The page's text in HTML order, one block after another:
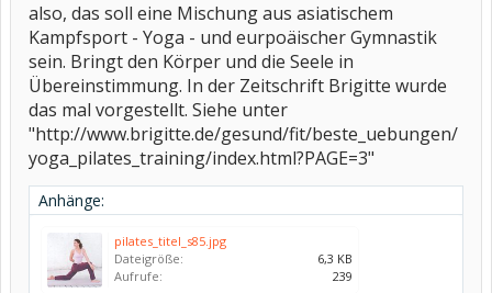
also, das soll eine Mischung aus asiatischem
Kampfsport - Yoga - und eurpoäischer Gymnastik
sein. Bringt den Körper und die Seele in
Übereinstimmung. In der Zeitschrift Brigitte wurde
das mal vorgestellt. Siehe unter
"http://www.brigitte.de/gesund/fit/beste_uebungen/
yoga_pilates_training/index.html?PAGE=3"
Anhänge:
pilates_titel_s85.jpg
Dateigröße:
6,3 KB
Aufrufe:
239